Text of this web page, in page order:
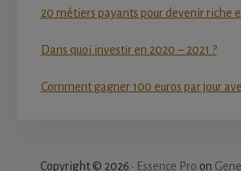
20 métiers payants pour devenir riche
Dans quoi investir en 2020 – 2021 ?
Comment gagner 100 euros par jour
Copyright © 2026 · Essence Pro on